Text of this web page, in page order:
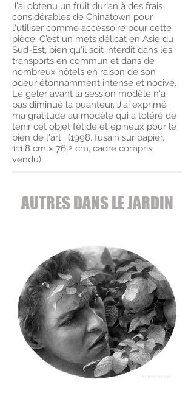
J'ai obtenu un fruit durian à des frais
considérables de Chinatown pour
l'utiliser comme accessoire pour cette
pièce. C'est un mets délicat en Asie du
Sud-Est, bien qu'il soit interdit dans les
transports en commun et dans de
nombreux hôtels en raison de son
odeur étonnamment intense et nocive.
Le geler avant la session modèle n'a
pas diminué la puanteur. J'ai exprimé
ma gratitude au modèle qui a toléré de
tenir cet objet fétide et épineux pour le
bien de l'art. (1998, fusain sur papier,
111,8 cm x 76,2 cm, cadre compris,
vendu)
AUTRES DANS LE JARDIN